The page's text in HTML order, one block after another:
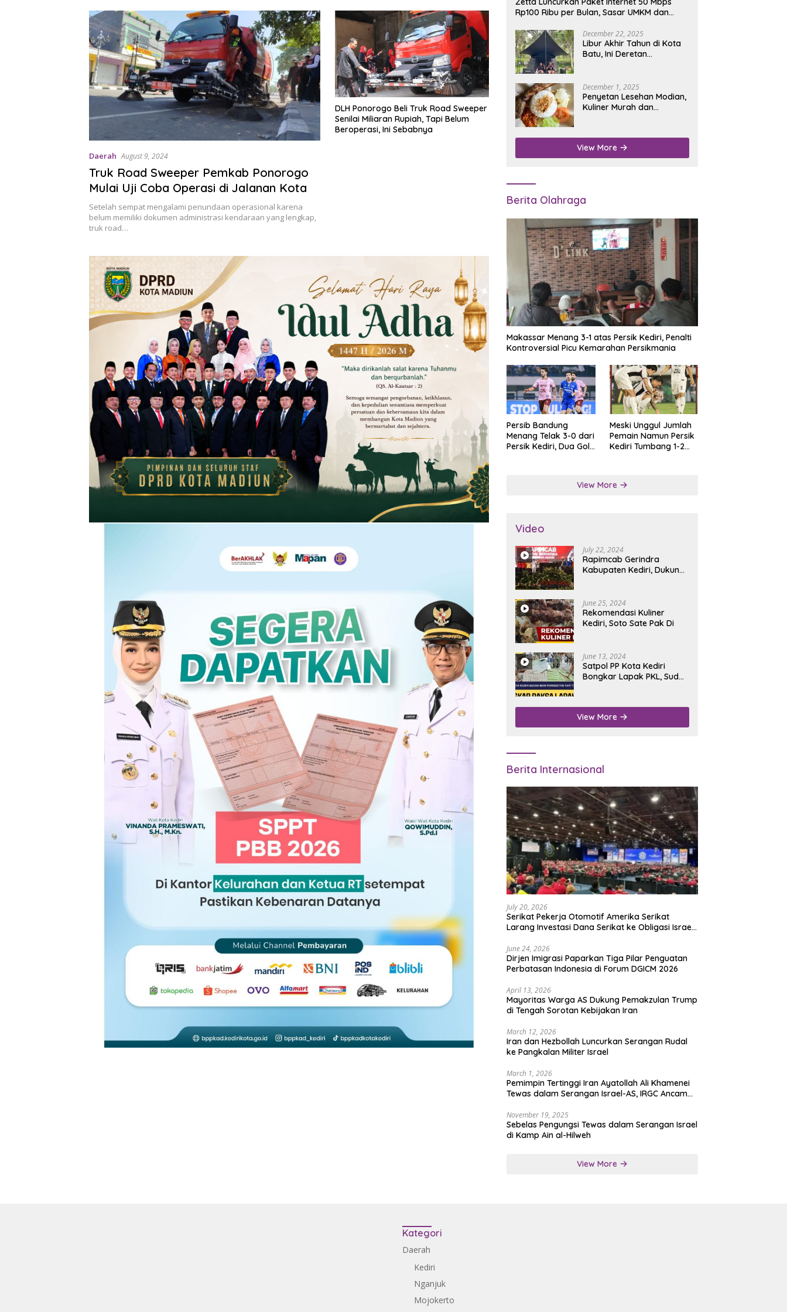
Daerah August 9, 2024
Truk Road Sweeper Pemkab Ponorogo
Mulai Uji Coba Operasi di Jalanan Kota
Setelah sempat mengalami penundaan operasional karena
belum memiliki dokumen administrasi kendaraan yang lengkap,
truk road…
DLH Ponorogo Beli Truk Road Sweeper
Senilai Miliaran Rupiah, Tapi Belum
Beroperasi, Ini Sebabnya
Rp100 Ribu per Bulan, Sasar UMKM dan
December 22, 2025
Libur Akhir Tahun di Kota
Batu, Ini Deretan
December 1, 2025
Penyetan Lesehan Modian,
Kuliner Murah dan
Nganjuk
View More
Berita Olahraga
Makassar Menang 3-1 atas Persik Kediri, Penalti
Kontroversial Picu Kemarahan Persikmania
Persib Bandung
Menang Telak 3-0 dari
Persik Kediri, Dua Gol
Meski Unggul Jumlah
Pemain Namun Persik
Kediri Tumbang 1-2
View More
Video
July 22, 2024
Rapimcab Gerindra
Kabupaten Kediri, Dukung
June 25, 2024
Rekomendasi Kuliner
Kediri, Soto Sate Pak Di
June 13, 2024
Satpol PP Kota Kediri
Bongkar Lapak PKL, Sudah
View More
Berita Internasional
July 20, 2026
Serikat Pekerja Otomotif Amerika Serikat
Larang Investasi Dana Serikat ke Obligasi Israel,
June 24, 2026
Dirjen Imigrasi Paparkan Tiga Pilar Penguatan
Perbatasan Indonesia di Forum DGICM 2026
April 13, 2026
Mayoritas Warga AS Dukung Pemakzulan Trump
di Tengah Sorotan Kebijakan Iran
March 12, 2026
Iran dan Hezbollah Luncurkan Serangan Rudal
ke Pangkalan Militer Israel
March 1, 2026
Pemimpin Tertinggi Iran Ayatollah Ali Khamenei
Tewas dalam Serangan Israel-AS, IRGC Ancam
November 19, 2025
Sebelas Pengungsi Tewas dalam Serangan Israel
di Kamp Ain al-Hilweh
View More
Kategori
Daerah
Kediri
Nganjuk
Mojokerto